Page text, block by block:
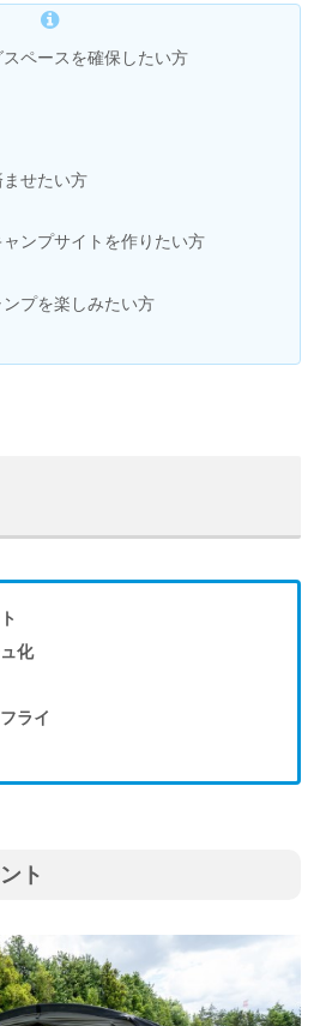
ペースを確保したい方
せたい方
ンプサイトを作りたい方
プを楽しみたい方
化
ライ
ト